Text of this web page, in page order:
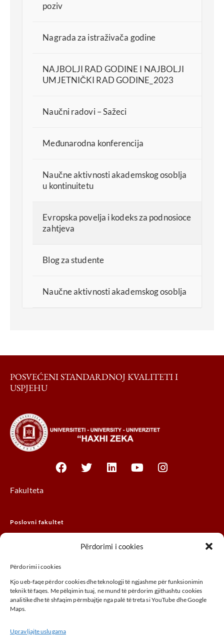
Përdorimi i cookies
Përdorimi i cookies
Kjo ueb-faqe përdor cookies dhe teknologji të ngjashme për funksionimin
teknik të faqes. Me pëlqimin tuaj, ne mund të përdorim gjithashtu cookies
analitike dhe të shfaqim përmbajtje nga palë të treta si YouTube dhe Google
Maps.
Upravljajte uslugama
poziv
Nagrada za istraživača godine
NAJBOLJI RAD GODINE I NAJBOLJI
UMJETNIČKI RAD GODINE_2023
Naučni radovi – Sažeci
Međunarodna konferencija
Naučne aktivnosti akademskog osoblja
u kontinuitetu
Evropska povelja i kodeks za podnosioce
zahtjeva
Blog za studente
Naučne aktivnosti akademskog osoblja
POSVEĆENI STANDARDNOJ KVALITETI I
USPJEHU
Fakulteta
Poslovni fakultet
Fakultet umjetnosti
ADRESA